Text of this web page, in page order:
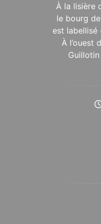
À la lisière
le bourg de
est labellisé
À l’ouest